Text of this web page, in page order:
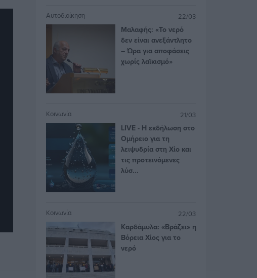
Αυτοδιοίκηση 22/03
Μαλαφής: «Το νερό
δεν είναι ανεξάντλητο
– Ώρα για αποφάσεις
χωρίς λαϊκισμό»
Κοινωνία 21/03
LIVE - Η εκδήλωση στο
Ομήρειο για τη
λειψυδρία στη Χίο και
τις προτεινόμενες
λύσ...
Κοινωνία 22/03
Καρδάμυλα: «Βράζει» η
Βόρεια Χίος για το
νερό